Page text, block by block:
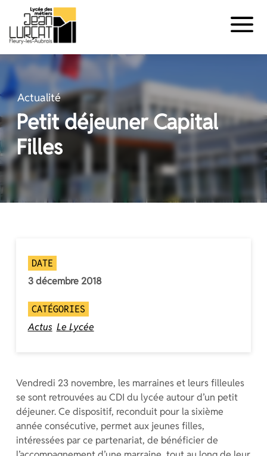
contenu
Actualité
Petit déjeuner Capital
Filles
DATE
3 décembre 2018
CATÉGORIES
Actus Le Lycée
Vendredi 23 novembre, les marraines et leurs filleules
se sont retrouvées au CDI du lycée autour d’un petit
déjeuner. Ce dispositif, reconduit pour la sixième
année consécutive, permet aux jeunes filles,
intéressées par ce partenariat, de bénéficier de
Panneau de gestion des cookies